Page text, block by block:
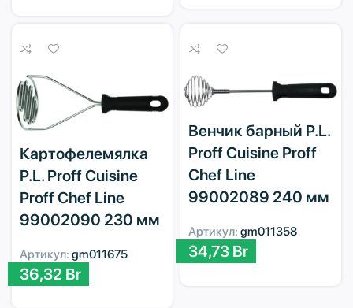
Картофелемялка
P.L. Proff Cuisine
Proff Chef Line
99002090 230 мм
Артикул: gm011675
36,32 Br
Венчик барный P.L.
Proff Cuisine Proff
Chef Line
99002089 240 мм
Артикул: gm011358
34,73 Br